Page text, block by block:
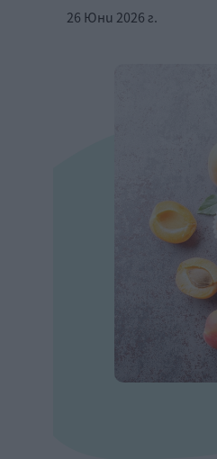
26 Юни 2026 г.